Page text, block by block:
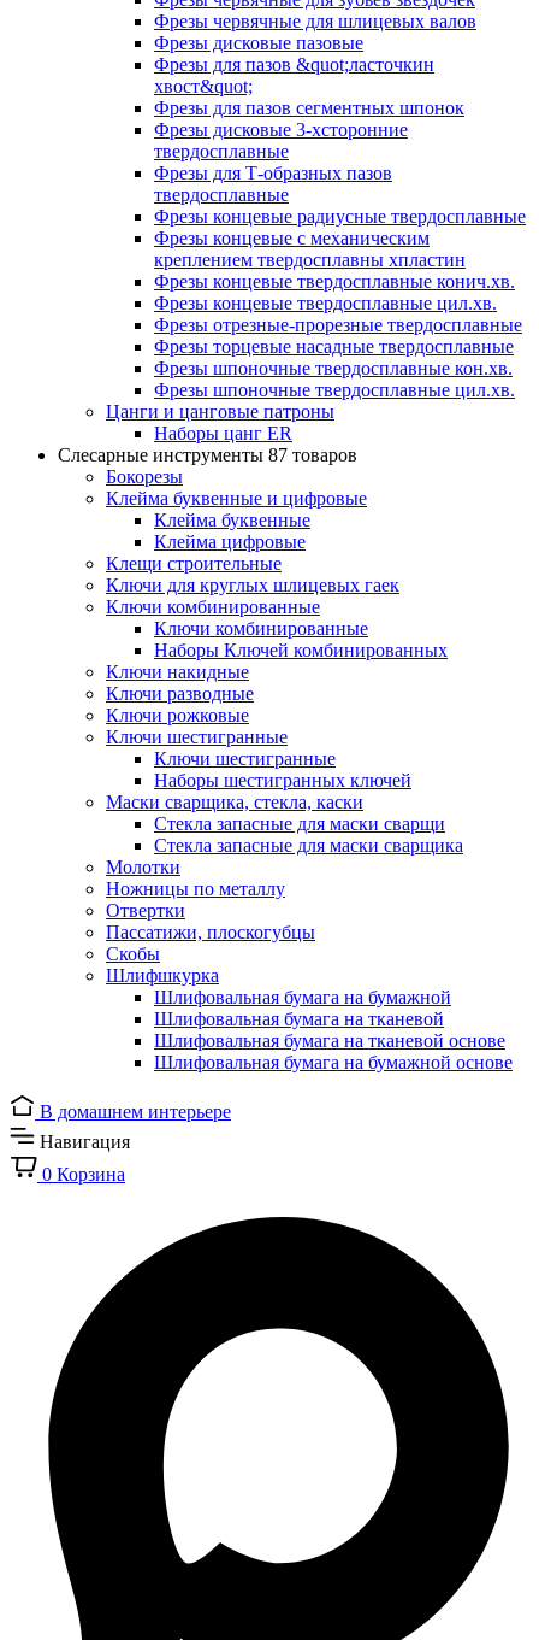
Фрезы червячные для шлицевых валов
Фрезы дисковые пазовые
Фрезы для пазов &quot;ласточкин
хвост&quot;
Фрезы для пазов сегментных шпонок
Фрезы дисковые 3-хсторонние
твердосплавные
Фрезы для Т-образных пазов
твердосплавные
Фрезы концевые радиусные твердосплавные
Фрезы концевые с механическим
креплением твердосплавны хпластин
Фрезы концевые твердосплавные конич.хв.
Фрезы концевые твердосплавные цил.хв.
Фрезы отрезные-прорезные твердосплавные
Фрезы торцевые насадные твердосплавные
Фрезы шпоночные твердосплавные кон.хв.
Фрезы шпоночные твердосплавные цил.хв.
Цанги и цанговые патроны
Наборы цанг ER
Слесарные инструменты 87 товаров
Бокорезы
Клейма буквенные и цифровые
Клейма буквенные
Клейма цифровые
Клещи строительные
Ключи для круглых шлицевых гаек
Ключи комбинированные
Ключи комбинированные
Наборы Ключей комбинированных
Ключи накидные
Ключи разводные
Ключи рожковые
Ключи шестигранные
Ключи шестигранные
Наборы шестигранных ключей
Маски сварщика, стекла, каски
Стекла запасные для маски сварщи
Стекла запасные для маски сварщика
Молотки
Ножницы по металлу
Отвертки
Пассатижи, плоскогубцы
Скобы
Шлифшкурка
Шлифовальная бумага на бумажной
Шлифовальная бумага на тканевой
Шлифовальная бумага на тканевой основе
Шлифовальная бумага на бумажной основе
В домашнем интерьере
Навигация
0 Корзина